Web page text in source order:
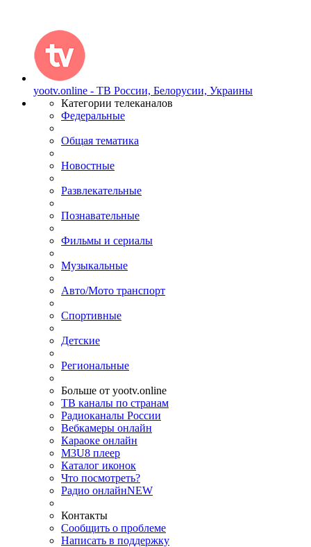
yootv.online - ТВ России, Белорусии, Украины
Категории телеканалов
Федеральные
Общая тематика
Новостные
Развлекательные
Познавательные
Фильмы и сериалы
Музыкальные
Авто/Мото транспорт
Спортивные
Детские
Региональные
Больше от yootv.online
ТВ каналы по странам
Радиоканалы России
Вебкамеры онлайн
Караоке онлайн
M3U8 плеер
Каталог иконок
Что посмотреть?
Радио онлайнNEW
Контакты
Сообщить о проблеме
Написать в поддержку